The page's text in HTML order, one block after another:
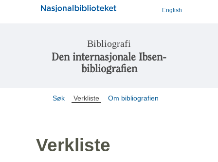
English
Bibliografi
Den internasjonale Ibsen-
bibliografien
Søk Verkliste Om bibliografien
Verkliste